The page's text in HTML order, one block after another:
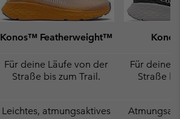
Konos™ Featherweight™
Für deine Läufe von der
Straße bis zum Trail.
Für deine
Straße
Leichtes, atmungsaktives